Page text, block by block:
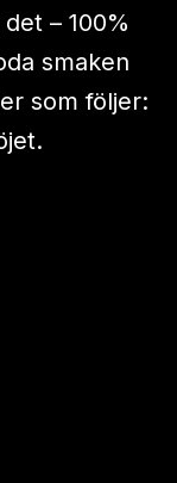
– 100%
smaken
som följer: